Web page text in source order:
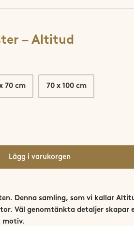
– Altitud
70 cm 70 x 100 cm
Lägg i varukorgen
Denna samling, som vi kallar
Väl genomtänkta detaljer skapar
motiv.